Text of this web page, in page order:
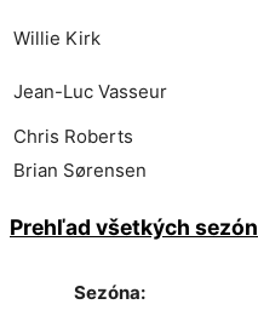
Willie Kirk
Jean-Luc Vasseur
Chris Roberts
Brian Sørensen
Prehľad všetkých sezón
Sezóna: